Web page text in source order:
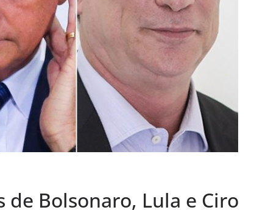
de Bolsonaro, Lula e Ciro